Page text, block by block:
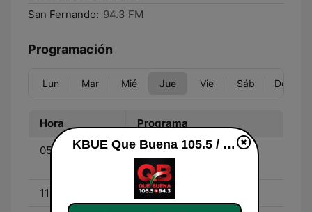
San Fernando: 94.3 FM
Programación
Lun Mar Mié Jue Vie Sáb Dom
Hora Programa
05:00 - 11:00
Don Cheto Al Aire -
Aniceto
11:00 - 15:00 La Socia - Silvia Pinal
KBUE Que Buena 105.5 / 94.3 FM (US Only) en vivo